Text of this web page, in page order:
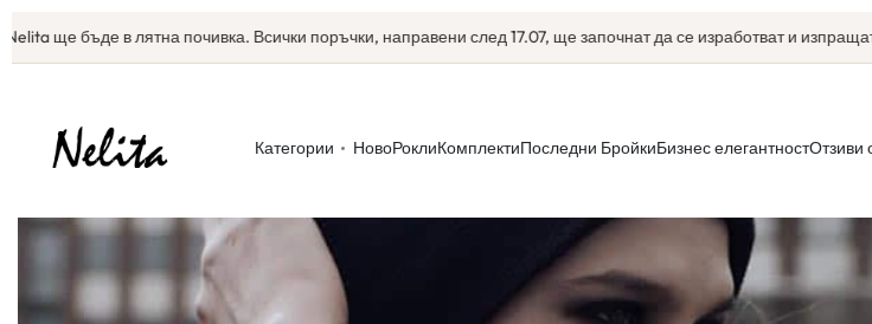
ще бъде в лятна почивка. Всички поръчки, направени след 17.07, ще започнат да се изработват и изпращат
Категории НовоРоклиКомплектиПоследни БройкиБизнес елегантностОтзиви